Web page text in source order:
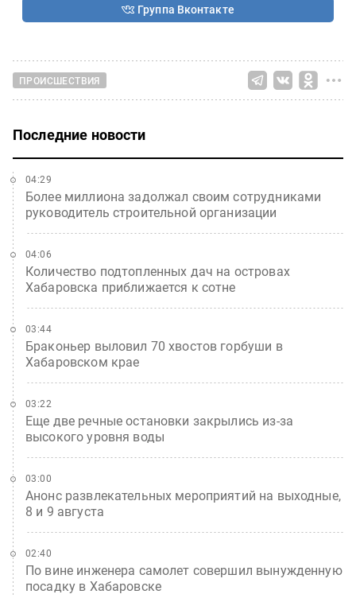
Группа Вконтакте
ПРОИСШЕСТВИЯ
Последние новости
Более миллиона задолжал своим сотрудниками
руководитель строительной организации
04:29
Количество подтопленных дач на островах
Хабаровска приближается к сотне
04:06
Браконьер выловил 70 хвостов горбуши в
Хабаровском крае
03:44
Еще две речные остановки закрылись из-за
высокого уровня воды
03:22
Анонс развлекательных мероприятий на выходные,
8 и 9 августа
03:00
По вине инженера самолет совершил вынужденную
посадку в Хабаровске
02:40